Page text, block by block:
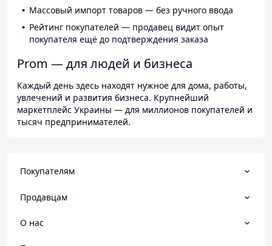
Массовый импорт товаров — без ручного ввода
Рейтинг покупателей — продавец видит опыт
покупателя ещё до подтверждения заказа
Prom — для людей и бизнеса
Каждый день здесь находят нужное для дома, работы,
увлечений и развития бизнеса. Крупнейший
маркетплейс Украины — для миллионов покупателей и
тысяч предпринимателей.
Покупателям
Продавцам
О нас